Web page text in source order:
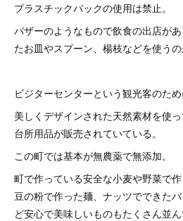
プラスチックバックの使用は禁止。
バザーのようなもので飲食の出店が
たお皿やスプーン、楊枝などを使うの
ビジターセンターという観光客のた
美しくデザインされた天然素材を使っ
台所用品が販売されていている。
この町では基本が無農薬で無添加。
町で作っている安全な小麦や野菜で
豆の粉で作った麺、ナッツでできた
ど安心で美味しいものもたくさん並ん